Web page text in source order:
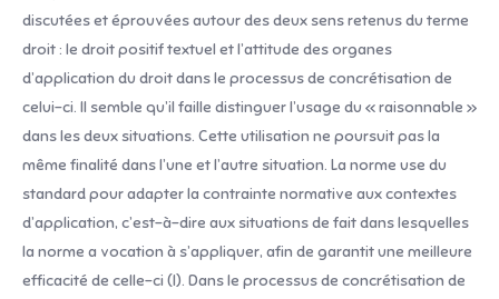
discutées et éprouvées autour des deux sens retenus du terme
droit : le droit positif textuel et l’attitude des organes
d’application du droit dans le processus de concrétisation de
celui-ci. Il semble qu’il faille distinguer l’usage du « raisonnable »
dans les deux situations. Cette utilisation ne poursuit pas la
même finalité dans l’une et l’autre situation. La norme use du
standard pour adapter la contrainte normative aux contextes
d’application, c’est-à-dire aux situations de fait dans lesquelles
la norme a vocation à s’appliquer, afin de garantit une meilleure
efficacité de celle-ci (I). Dans le processus de concrétisation de